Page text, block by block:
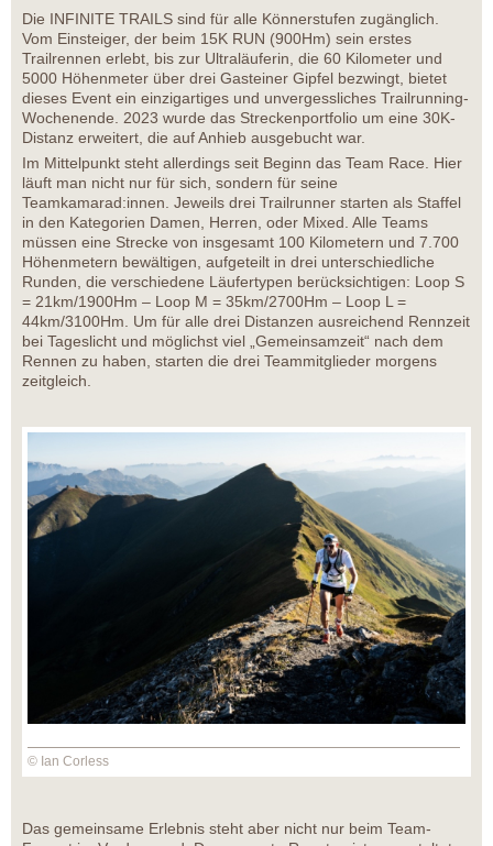
Die INFINITE TRAILS sind für alle Könnerstufen zugänglich.
Vom Einsteiger, der beim 15K RUN (900Hm) sein erstes
Trailrennen erlebt, bis zur Ultraläuferin, die 60 Kilometer und
5000 Höhenmeter über drei Gasteiner Gipfel bezwingt, bietet
dieses Event ein einzigartiges und unvergessliches Trailrunning-
Wochenende. 2023 wurde das Streckenportfolio um eine 30K-
Distanz erweitert, die auf Anhieb ausgebucht war.
Im Mittelpunkt steht allerdings seit Beginn das Team Race. Hier
läuft man nicht nur für sich, sondern für seine
Teamkamarad:innen. Jeweils drei Trailrunner starten als Staffel
in den Kategorien Damen, Herren, oder Mixed. Alle Teams
müssen eine Strecke von insgesamt 100 Kilometern und 7.700
Höhenmetern bewältigen, aufgeteilt in drei unterschiedliche
Runden, die verschiedene Läufertypen berücksichtigen: Loop S
= 21km/1900Hm – Loop M = 35km/2700Hm – Loop L =
44km/3100Hm. Um für alle drei Distanzen ausreichend Rennzeit
bei Tageslicht und möglichst viel „Gemeinsamzeit“ nach dem
Rennen zu haben, starten die drei Teammitglieder morgens
zeitgleich.
© Ian Corless
Das gemeinsame Erlebnis steht aber nicht nur beim Team-